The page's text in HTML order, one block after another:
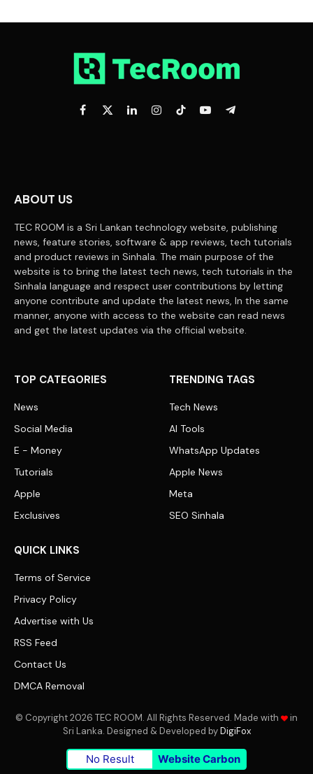
Facebook
X
LinkedInInstagram
TikTokYouTubeTelegram
ABOUT US
TEC ROOM is a Sri Lankan technology website, publishing
news, feature stories, software & app reviews, tech tutorials
and product reviews in Sinhala. The main purpose of the
website is to bring the latest tech news, tech tutorials in the
Sinhala language and respect user contributions by letting
anyone contribute and update the latest news, In the same
manner, anyone with access to the website can read news
and get the latest updates via the official website.
TOP CATEGORIES
News
Social Media
E - Money
Tutorials
Apple
Exclusives
TRENDING TAGS
Tech News
AI Tools
WhatsApp Updates
Apple News
Meta
SEO Sinhala
QUICK LINKS
Terms of Service
Privacy Policy
Advertise with Us
RSS Feed
Contact Us
DMCA Removal
© Copyright 2026 TEC ROOM. All Rights Reserved. Made with
in
Sri Lanka. Designed & Developed byDigiFox
No Result Website Carbon